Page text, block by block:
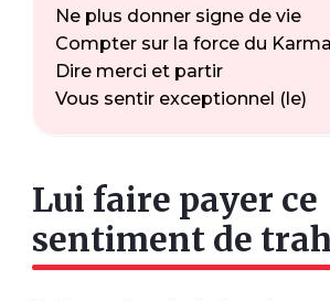
Ne plus donner signe de vie
Compter sur la force du Karma
Dire merci et partir
Vous sentir exceptionnel (le)
Lui faire payer ce
sentiment de